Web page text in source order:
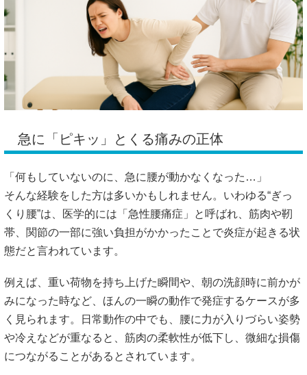
急に「ピキッ」とくる痛みの正体
「何もしていないのに、急に腰が動かなくなった…」
そんな経験をした方は多いかもしれません。いわゆる“ぎっ
くり腰”は、医学的には「急性腰痛症」と呼ばれ、筋肉や靭
帯、関節の一部に強い負担がかかったことで炎症が起きる状
態だと言われています。
例えば、重い荷物を持ち上げた瞬間や、朝の洗顔時に前かが
みになった時など、ほんの一瞬の動作で発症するケースが多
く見られます。日常動作の中でも、腰に力が入りづらい姿勢
や冷えなどが重なると、筋肉の柔軟性が低下し、微細な損傷
につながることがあるとされています。